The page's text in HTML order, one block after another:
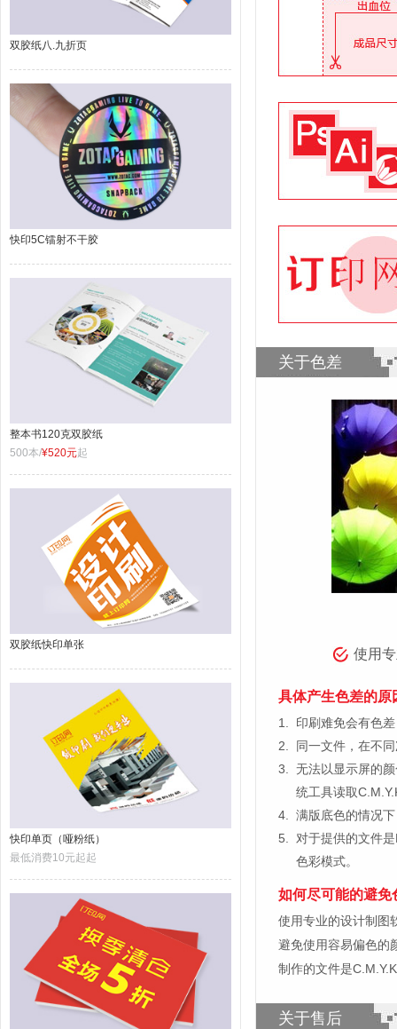
双胶纸八.九折页
快印5C镭射不干胶
整本书120克双胶纸
500本/¥520元起
双胶纸快印单张
快印单页（哑粉纸）
最低消费10元起起
关于色差
使用
具体产生色差的原
1.
印刷难免会有色
2.
同一文件，在不
3.
无法以显示屏的
统工具读取
4.
满版底色的情况
5.
对于提供的文件
色彩模式。
如何尽可能的避免
使用专业的设计制图
避免使用容易偏色的
制作的文件是
关于售后